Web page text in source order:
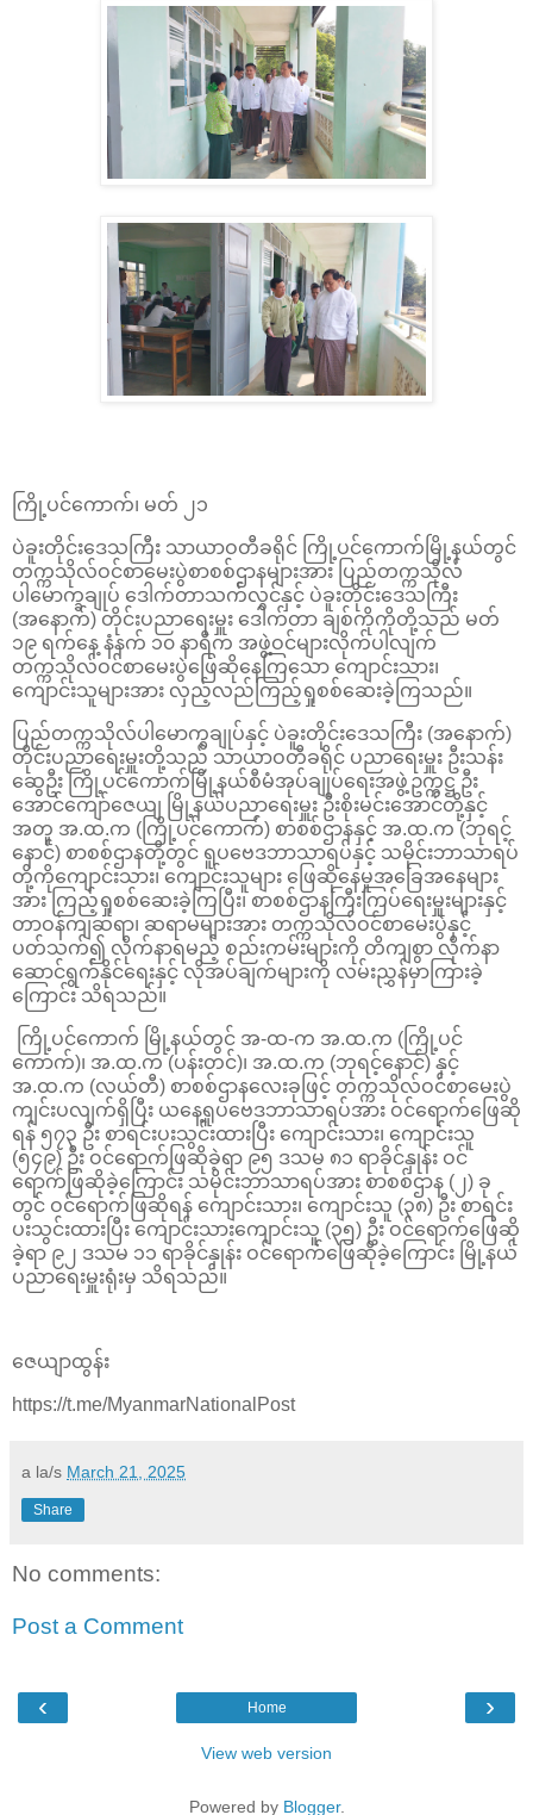
ကြို့ပင်ကောက်၊ မတ် ၂၁
ပဲခူးတိုင်းဒေသကြီး သာယာဝတီခရိုင် ကြို့ပင်ကောက်မြို့နယ်တွင်
တက္ကသိုလ်ဝင်စာမေးပွဲစာစစ်ဌာနများအား ပြည်တက္ကသိုလ်
ပါမောက္ခချုပ် ဒေါက်တာသက်လွင်နှင့် ပဲခူးတိုင်းဒေသကြီး
(အနောက်) တိုင်းပညာရေးမှူး ဒေါက်တာ ချစ်ကိုကိုတို့သည် မတ်
၁၉ ရက်နေ့ နံနက် ၁၀ နာရီက အဖွဲ့ဝင်များလိုက်ပါလျက်
တက္ကသိုလ်ဝင်စာမေးပွဲဖြေဆိုနေကြသော ကျောင်းသား၊
ကျောင်းသူများအား လှည့်လည်ကြည့်ရှုစစ်ဆေးခဲ့ကြသည်။
ပြည်တက္ကသိုလ်ပါမောက္ခချုပ်နှင့် ပဲခူးတိုင်းဒေသကြီး (အနောက်)
တိုင်းပညာရေးမှူးတို့သည် သာယာဝတီခရိုင် ပညာရေးမှူး ဦးသန်း
ဆွေဦး ကြို့ပင်ကောက်မြို့နယ်စီမံအုပ်ချုပ်ရေးအဖွဲ့ဥက္ကဋ္ဌ ဦး
အောင်ကျော်ဇေယျ မြို့နယ်ပညာရေးမှူး ဦးစိုးမင်းအောင်တို့နှင့်
အတူ အ.ထ.က (ကြို့ပင်ကောက်) စာစစ်ဌာနနှင့် အ.ထ.က (ဘုရင့်
နောင်) စာစစ်ဌာနတို့တွင် ရူပဗေဒဘာသာရပ်နှင့် သမိုင်းဘာသာရပ်
တို့ကိုကျောင်းသား၊ ကျောင်းသူများ ဖြေဆိုနေမှုအခြေအနေများ
အား ကြည့်ရှုစစ်ဆေးခဲ့ကြပြီး၊ စာစစ်ဌာနကြီးကြပ်ရေးမှူးများနှင့်
တာဝန်ကျဆရာ၊ ဆရာမများအား တက္ကသိုလ်ဝင်စာမေးပွဲနှင့်
ပတ်သက်၍ လိုက်နာရမည့် စည်းကမ်းများကို တိကျစွာ လိုက်နာ
ဆောင်ရွက်နိုင်ရေးနှင့် လိုအပ်ချက်များကို လမ်းညွှန်မှာကြားခဲ့
ကြောင်း သိရသည်။
ကြို့ပင်ကောက် မြို့နယ်တွင် အ-ထ-က အ.ထ.က (ကြို့ပင်
ကောက်)၊ အ.ထ.က (ပန်းတင်)၊ အ.ထ.က (ဘုရင့်နောင်) နှင့်
အ.ထ.က (လယ်တီ) စာစစ်ဌာနလေးခုဖြင့် တက္ကသိုလ်ဝင်စာမေးပွဲ
ကျင်းပလျက်ရှိပြီး ယနေ့ရူပဗေဒဘာသာရပ်အား ဝင်ရောက်ဖြေဆို
ရန် ၅၇၃ ဦး စာရင်းပးသွင်းထားပြီး ကျောင်းသား၊ ကျောင်းသူ
(၅၄၉) ဦး ဝင်ရောက်ဖြဆိုခဲ့ရာ ၉၅ ဒသမ ၈၁ ရာခိုင်နှုန်း ဝင်
ရောက်ဖြဆိုခဲ့ကြောင်း သမိုင်းဘာသာရပ်အား စာစစ်ဌာန (၂) ခု
တွင် ဝင်ရောက်ဖြဆိုရန် ကျောင်းသား၊ ကျောင်းသူ (၃၈) ဦး စာရင်း
ပးသွင်းထားပြီး ကျောင်းသားကျောင်းသူ (၃၅) ဦး ဝင်ရောက်ဖြေဆို
ခဲ့ရာ ၉၂ ဒသမ ၁၁ ရာခိုင်နှုန်း ဝင်ရောက်ဖြေဆိုခဲ့ကြောင်း မြို့နယ်
ပညာရေးမှူးရုံးမှ သိရသည်။
ဇေယျာထွန်း
https://t.me/MyanmarNationalPost
a la/s March 21, 2025
Share
No comments:
Post a Comment
‹ ›
Home
View web version
Powered by Blogger.